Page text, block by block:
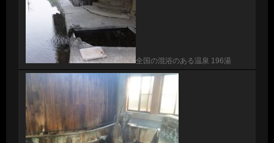
全国の混浴のある温泉 196湯